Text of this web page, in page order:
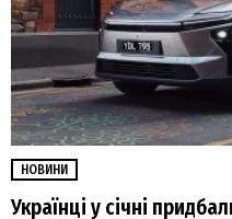
НОВИНИ
Українці у січні